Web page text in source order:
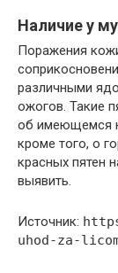
Наличие у
Поражения
различными
ожогов. Такие
об имеющемся
кроме того, о
красных пятен
выявить.
Источник:
uhod-za-